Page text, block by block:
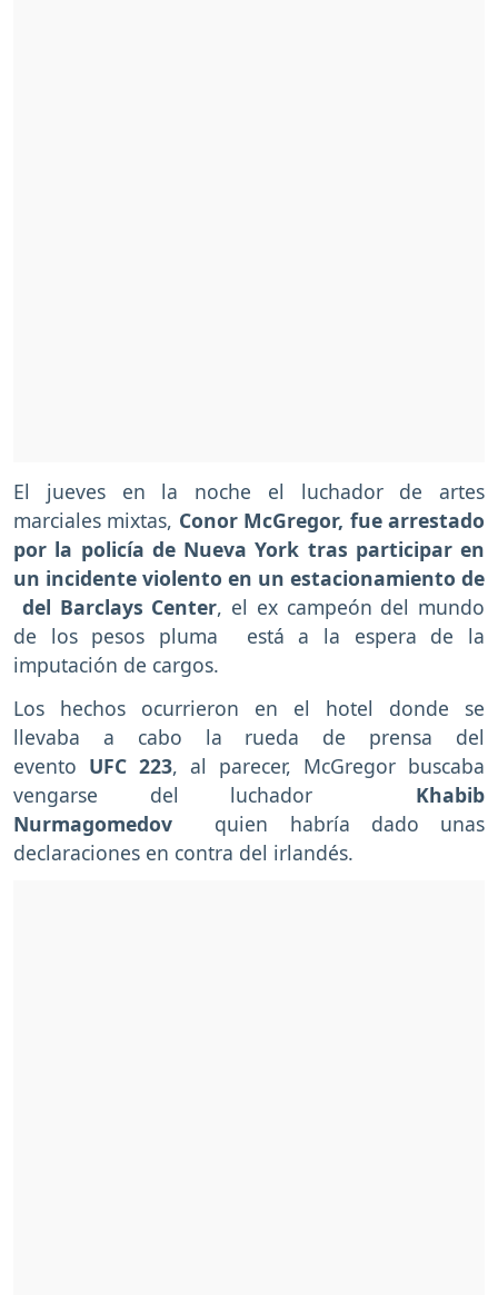
El jueves en la noche el luchador de artes
marciales mixtas, Conor McGregor, fue arrestado
por la policía de Nueva York tras participar en
un incidente violento en un estacionamiento de
del Barclays Center, el ex campeón del mundo
de los pesos pluma está a la espera de la
imputación de cargos.
Los hechos ocurrieron en el hotel donde se
llevaba a cabo la rueda de prensa del
evento UFC 223, al parecer, McGregor buscaba
vengarse del luchador Khabib
Nurmagomedov quien habría dado unas
declaraciones en contra del irlandés.